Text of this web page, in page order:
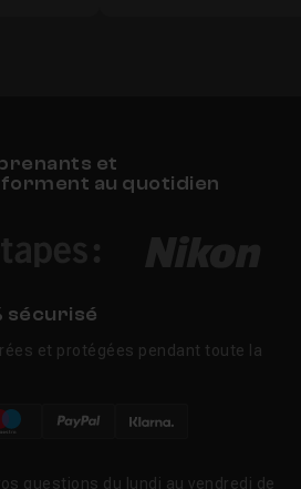
et
au quotidien
sécurisé
et protégées pendant toute la
questions du lundi au vendredi de